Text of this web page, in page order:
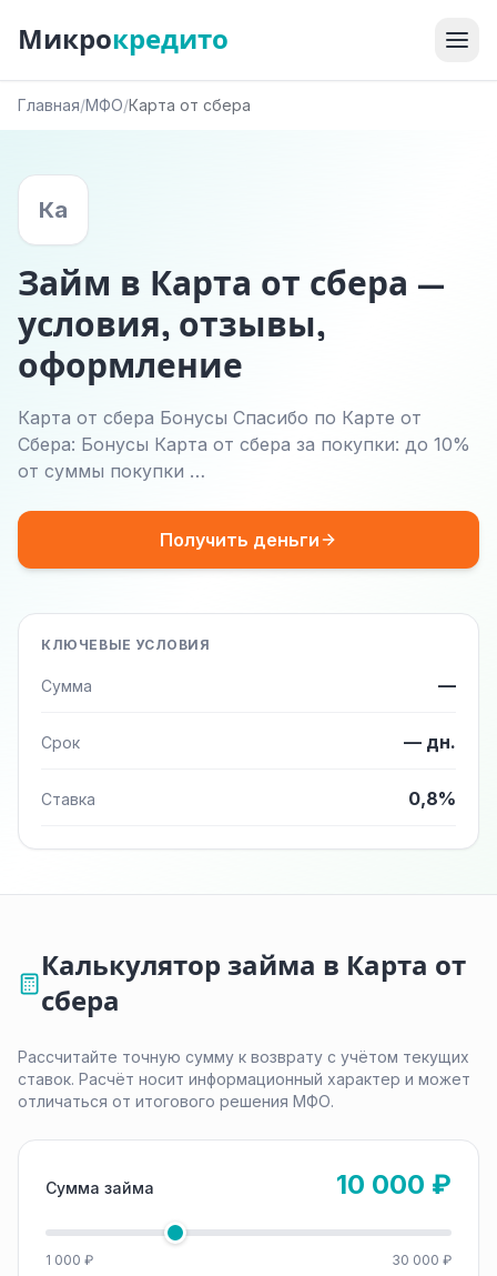
Микрокредито
Главная/МФО/Карта от сбера
Ка
Займ в Карта от сбера —
условия, отзывы,
оформление
Карта от сбера Бонусы Спасибо по Карте от
Сбера: Бонусы Карта от сбера за покупки: до 10%
от суммы покупки …
Получить деньги
КЛЮЧЕВЫЕ УСЛОВИЯ
Сумма —
Срок — дн.
Ставка 0,8%
Калькулятор займа в Карта от
сбера
Рассчитайте точную сумму к возврату с учётом текущих
ставок. Расчёт носит информационный характер и может
отличаться от итогового решения МФО.
Сумма займа 10 000 ₽
1 000 ₽ 30 000 ₽